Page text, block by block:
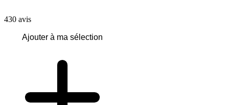
430 avis
Ajouter à ma sélection